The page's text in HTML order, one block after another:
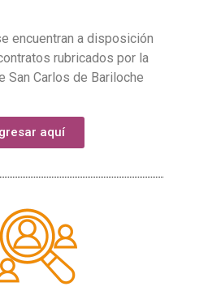
encuentran a disposición
rubricados por la
San Carlos de Bariloche
aquí